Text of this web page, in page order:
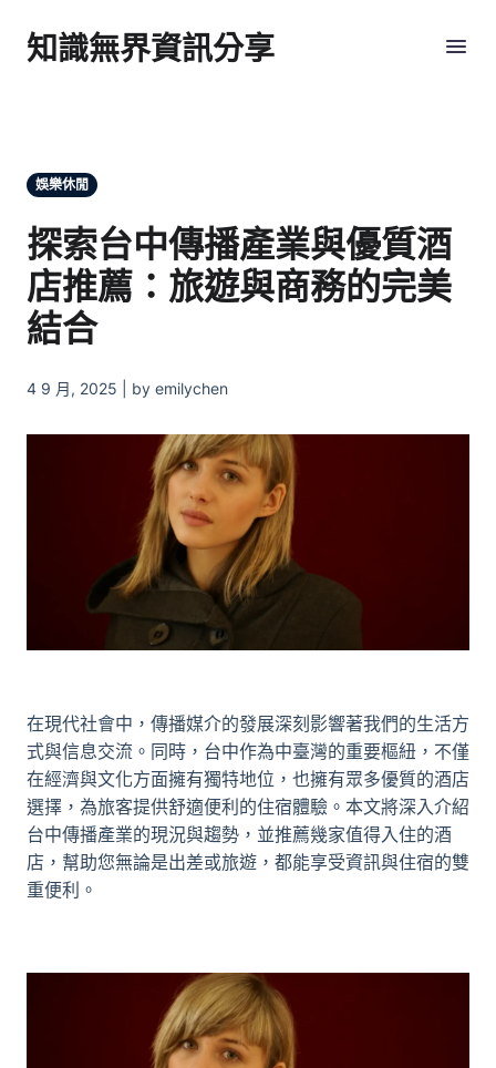
知識無界資訊分享
娛樂休閒
探索台中傳播產業與優質酒
店推薦：旅遊與商務的完美
結合
4 9 月, 2025 | by emilychen
在現代社會中，傳播媒介的發展深刻影響著我們的生活方
式與信息交流。同時，台中作為中臺灣的重要樞紐，不僅
在經濟與文化方面擁有獨特地位，也擁有眾多優質的酒店
選擇，為旅客提供舒適便利的住宿體驗。本文將深入介紹
台中傳播產業的現況與趨勢，並推薦幾家值得入住的酒
店，幫助您無論是出差或旅遊，都能享受資訊與住宿的雙
重便利。